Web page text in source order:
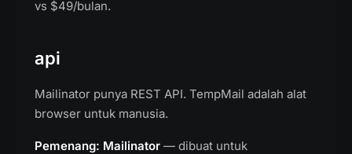
vs $49/bulan.
api
Mailinator punya REST API. TempMail adalah alat
browser untuk manusia.
Pemenang: Mailinator — dibuat untuk